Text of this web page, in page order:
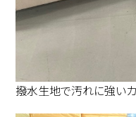
撥水生地で汚れに強いカ